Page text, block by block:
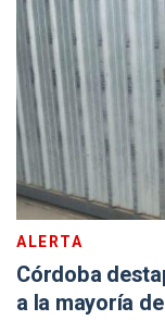
ALERTA
Córdoba
a la mayoría